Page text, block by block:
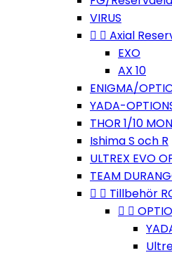
VIRUS
  Axial
EXO
AX 10
ENIGMA/
YADA-
THOR 1/10
Ishima S och R
ULTREX EVO
TEAM
  Tillbehör
 